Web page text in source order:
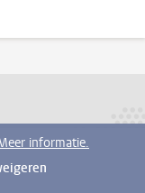
informatie.